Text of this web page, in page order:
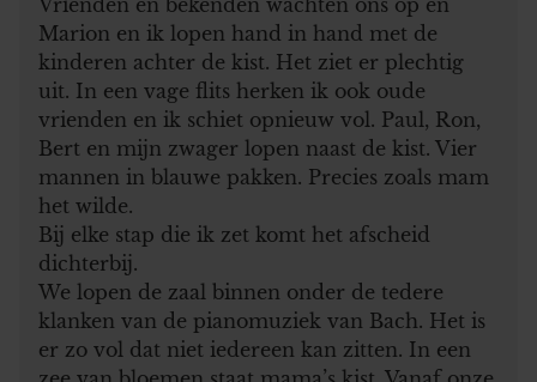
Marion en ik lopen hand in hand met de
kinderen achter de kist. Het ziet er plechtig
uit. In een vage flits herken ik ook oude
vrienden en ik schiet opnieuw vol. Paul, Ron,
Bert en mijn zwager lopen naast de kist. Vier
mannen in blauwe pakken. Precies zoals mam
het wilde.
Bij elke stap die ik zet komt het afscheid
dichterbij.
We lopen de zaal binnen onder de tedere
klanken van de pianomuziek van Bach. Het is
er zo vol dat niet iedereen kan zitten. In een